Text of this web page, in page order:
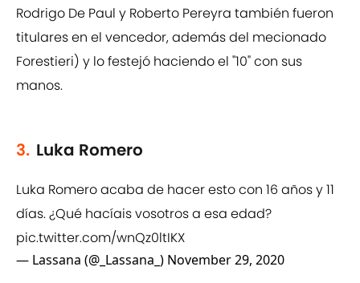
Rodrigo De Paul y Roberto Pereyra también fueron
titulares en el vencedor, además del mecionado
Forestieri) y lo festejó haciendo el "10" con sus
manos.
3. Luka Romero
Luka Romero acaba de hacer esto con 16 años y 11
días. ¿Qué hacíais vosotros a esa edad?
pic.twitter.com/wnQz0ltIKX
— Lassana (@_Lassana_) November 29, 2020